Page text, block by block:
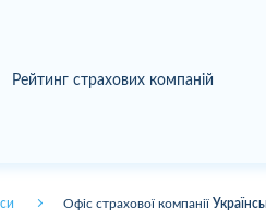
Рейтинг страхових компаній
Офіс страхової компанії